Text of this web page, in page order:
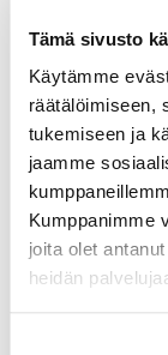
Tämä sivusto
Käytämme
räätälöimiseen,
tukemiseen ja
jaamme
Kumppanimme
joita olet
heidän